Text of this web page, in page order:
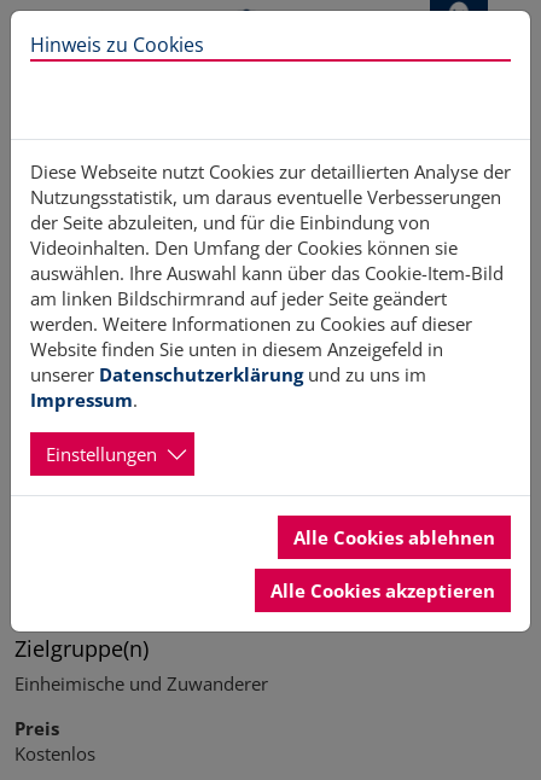
Direkt zur Hauptnavigation springen
Direkt zum Inhalt springen
HomeFortbildung Bürgerakademie SH
Begegnungen
13.02.2026 15:00 - 10.07.2026 17:00 Uhr
Jeden zweiten Freitag im Monat, jeweils 15:00-17:00 Uhr
Gesprächskreis für Einheimische und Zuwanderer Sich
kennenlernen, miteinander im Gespräch bleiben und ab und
an gemeinsam etwas unternehmen, das ist wichtig für ein
gutes Miteinander von Menschen mit unterschiedlicher
"Heimat". Die Gruppe ist offen für interessierte
Sozialdemokratischer Frauen (ASF). kostenlos
Zielgruppe(n)
Einheimische und Zuwanderer
Preis
Kostenlos
Hinweis zu Cookies
Diese Webseite nutzt Cookies zur detaillierten Analyse der
Nutzungsstatistik, um daraus eventuelle Verbesserungen
der Seite abzuleiten, und für die Einbindung von
Videoinhalten. Den Umfang der Cookies können sie
auswählen. Ihre Auswahl kann über das Cookie-Item-Bild
am linken Bildschirmrand auf jeder Seite geändert
werden. Weitere Informationen zu Cookies auf dieser
Website finden Sie unten in diesem Anzeigefeld in
unserer Datenschutzerklärungund zu uns im
Impressum.
Einstellungen
Alle Cookies ablehnen
Alle Cookies akzeptieren